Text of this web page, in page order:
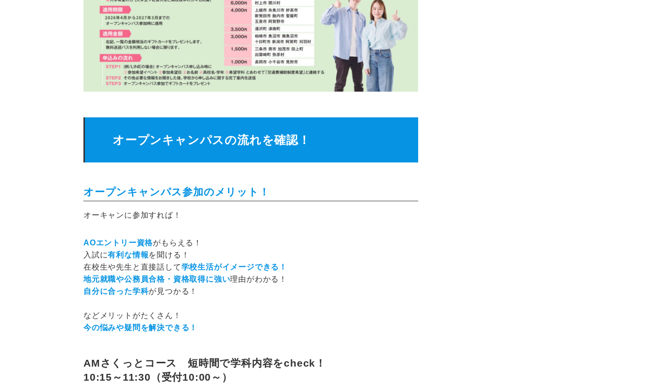
オープンキャンパスの流れを確認！
オープンキャンパス参加のメリット！
オーキャンに参加すれば！
AOエントリー資格がもらえる！
入試に有利な情報を聞ける！
在校生や先生と直接話して学校生活がイメージできる！
地元就職や公務員合格・資格取得に強い理由がわかる！
自分に合った学科が見つかる！
などメリットがたくさん！
今の悩みや疑問を解決できる！
AMさくっとコース 短時間で学科内容をcheck！
10:15～11:30（受付10:00～）